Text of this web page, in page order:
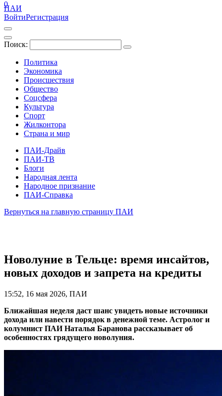
ПАИ
ВойтиРегистрация
Поиск:
Политика
Экономика
Происшествия
Общество
Соцсфера
Культура
Спорт
Жилконтора
Страна и мир
ПАИ-Драйв
ПАИ-ТВ
Блоги
Народная лента
Народное признание
ПАИ-Справка
0
Вернуться на главную страницу ПАИ
Новолуние в Тельце: время инсайтов,
новых доходов и запрета на кредиты
15:52, 16 мая 2026, ПАИ
Ближайшая неделя даст шанс увидеть новые источники
дохода или навести порядок в денежной теме. Астролог и
колумнист ПАИ Наталья Баранова рассказывает об
особенностях грядущего новолуния.